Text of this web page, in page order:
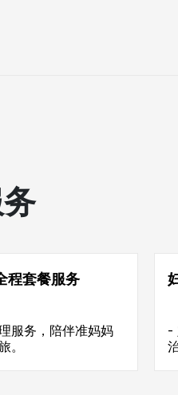
程套餐服务
服务，陪伴准妈妈
。
-